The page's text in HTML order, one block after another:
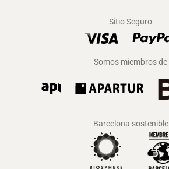
Sitio Seguro
Somos miembros de
Barcelona sostenible